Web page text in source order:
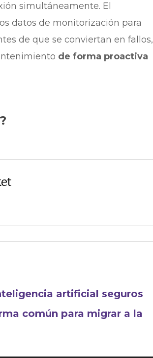
simultáneamente. El
datos de monitorización para
de que se conviertan en fallos,
de forma proactiva
artificial seguros
común para migrar a la